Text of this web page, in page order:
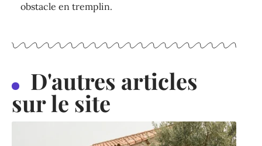
obstacle en tremplin.
D'autres articles
sur le site